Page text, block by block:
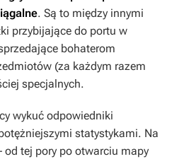
. Są to między innymi
przybijające do portu w
bohaterom
(za każdym razem
specjalnych.
wykuć odpowiedniki
statystykami. Na
od tej pory po otwarciu mapy